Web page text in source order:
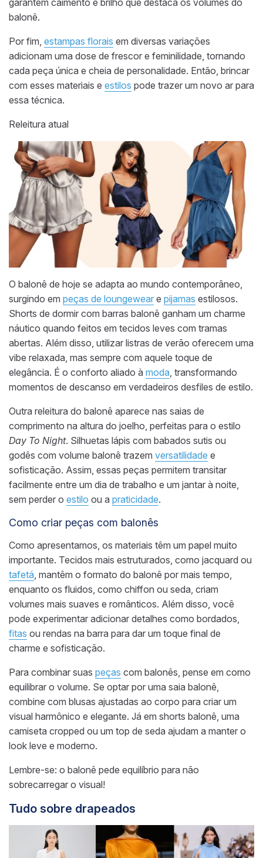
balonê.
Por fim, estampas florais em diversas variações
adicionam uma dose de frescor e feminilidade, tornando
cada peça única e cheia de personalidade. Então, brincar
com esses materiais e estilos pode trazer um novo ar para
essa técnica.
Releitura atual
O balonê de hoje se adapta ao mundo contemporâneo,
surgindo em peças de loungewear e pijamas estilosos.
Shorts de dormir com barras balonê ganham um charme
náutico quando feitos em tecidos leves com tramas
abertas. Além disso, utilizar listras de verão oferecem uma
vibe relaxada, mas sempre com aquele toque de
elegância. É o conforto aliado à moda, transformando
momentos de descanso em verdadeiros desfiles de estilo.
Outra releitura do balonê aparece nas saias de
comprimento na altura do joelho, perfeitas para o estilo
Day To Night. Silhuetas lápis com babados sutis ou
godês com volume balonê trazem versatilidade e
sofisticação. Assim, essas peças permitem transitar
facilmente entre um dia de trabalho e um jantar à noite,
sem perder o estilo ou a praticidade.
Como criar peças com balonês
Como apresentamos, os materiais têm um papel muito
importante. Tecidos mais estruturados, como jacquard ou
tafetá, mantêm o formato do balonê por mais tempo,
enquanto os fluidos, como chiffon ou seda, criam
volumes mais suaves e românticos. Além disso, você
pode experimentar adicionar detalhes como bordados,
fitas ou rendas na barra para dar um toque final de
charme e sofisticação.
Para combinar suas peças com balonês, pense em como
equilibrar o volume. Se optar por uma saia balonê,
combine com blusas ajustadas ao corpo para criar um
visual harmônico e elegante. Já em shorts balonê, uma
camiseta cropped ou um top de seda ajudam a manter o
look leve e moderno.
Lembre-se: o balonê pede equilíbrio para não
sobrecarregar o visual!
Tudo sobre drapeados